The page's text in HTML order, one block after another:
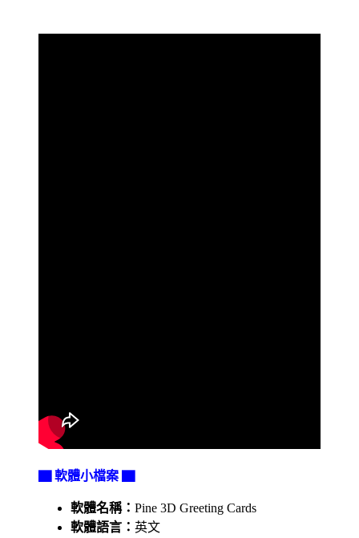
▇ 軟體小檔案 ▇
軟體名稱： Pine 3D Greeting Cards
軟體語言： 英文